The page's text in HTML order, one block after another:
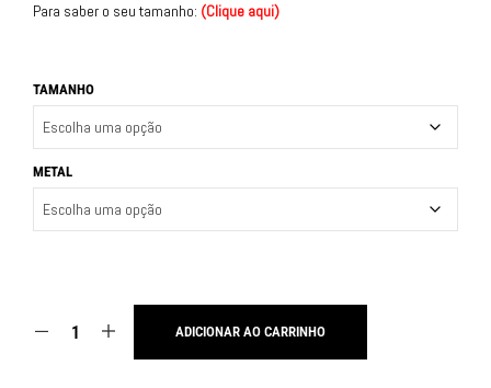
Para saber o seu tamanho: (Clique aqui)
TAMANHO
METAL
ADICIONAR AO CARRINHO